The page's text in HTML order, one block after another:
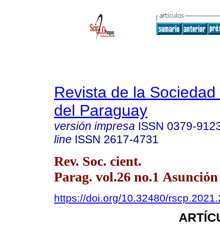
Revista de la
del Paraguay
versión impresa ISSN 0379-
line ISSN 2617-4731
Rev. Soc. cient.
Parag. vol.26 no.1
https://doi.org/10.32480/